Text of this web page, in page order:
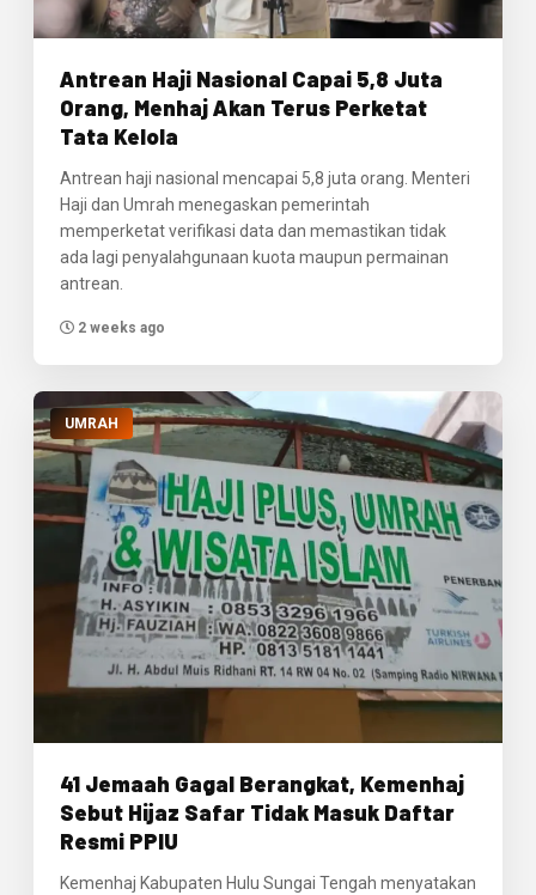
Antrean Haji Nasional Capai 5,8 Juta
Orang, Menhaj Akan Terus Perketat
Tata Kelola
Antrean haji nasional mencapai 5,8 juta orang. Menteri
Haji dan Umrah menegaskan pemerintah
memperketat verifikasi data dan memastikan tidak
ada lagi penyalahgunaan kuota maupun permainan
antrean.
2 weeks ago
UMRAH
41 Jemaah Gagal Berangkat, Kemenhaj
Sebut Hijaz Safar Tidak Masuk Daftar
Resmi PPIU
Kemenhaj Kabupaten Hulu Sungai Tengah menyatakan